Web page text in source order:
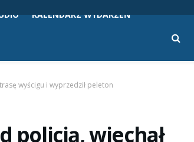
KALENDARZ WYDARZEŃ
wyścigu i wyprzedził peleton
policją, wjechał